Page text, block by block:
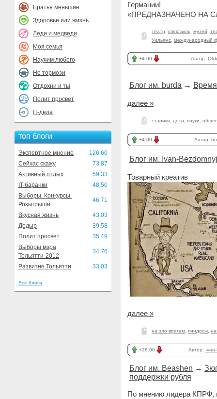
Братья меньшие
Здоровье или жизнь
Леди и медведи
Моя семья
Научим любого
Не тормози
Отдохни и ты
Полит просвет
IT-дела
топ блоги
Экспертное мнение
126.60
Сейчас скажу
73.87
Активный отдых
59.33
IT-баранки
48.50
Выборы. Конкурсы.
Розыгрыши.
46.71
Вкусная жизнь
43.03
Додыр
39.58
Полит просвет
35.49
Выборы мэра
Тольятти-2012
34.76
Развитие Тольятти 33.03
Все блоги
Германии!
«ПРЕДНАЗНАЧЕНО НА
театр спектакль музей
Уильямс международный
+4.00 Автор:
Блог им. burda →
далее »
старики дети внуки
+4.00 Автор:
Блог им. Ivan-Bezdomnyj
Товарный креатив
далее »
на зло врагам пиндосы
+28.00 Автор:
Блог им. Beashen →
поддержки рубля
По мнению лидера КПРФ,